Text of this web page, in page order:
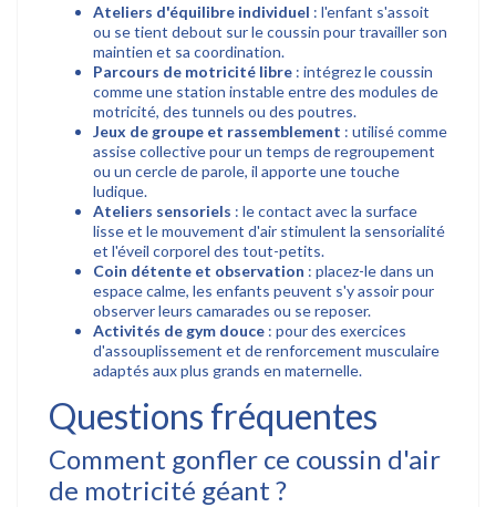
Ateliers d'équilibre individuel : l'enfant s'assoit
ou se tient debout sur le coussin pour travailler son
maintien et sa coordination.
Parcours de motricité libre : intégrez le coussin
comme une station instable entre des modules de
motricité, des tunnels ou des poutres.
Jeux de groupe et rassemblement : utilisé comme
assise collective pour un temps de regroupement
ou un cercle de parole, il apporte une touche
ludique.
Ateliers sensoriels : le contact avec la surface
lisse et le mouvement d'air stimulent la sensorialité
et l'éveil corporel des tout-petits.
Coin détente et observation : placez-le dans un
espace calme, les enfants peuvent s'y assoir pour
observer leurs camarades ou se reposer.
Activités de gym douce : pour des exercices
d'assouplissement et de renforcement musculaire
adaptés aux plus grands en maternelle.
Questions fréquentes
Comment gonfler ce coussin d'air
de motricité géant ?